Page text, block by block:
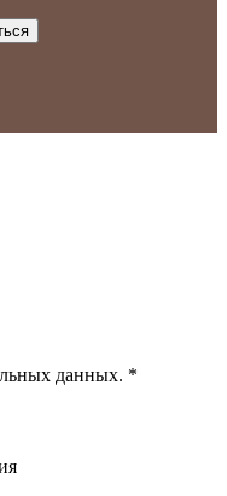
данных. *